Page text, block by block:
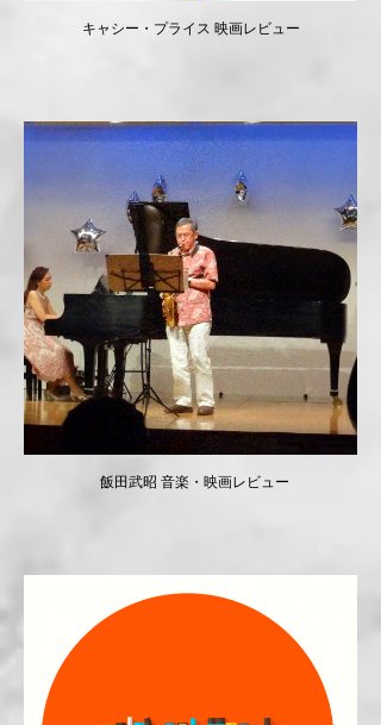
​キャシー・プライス 映画レビュー
​ ​ 飯田武昭 音楽・映画レビュー